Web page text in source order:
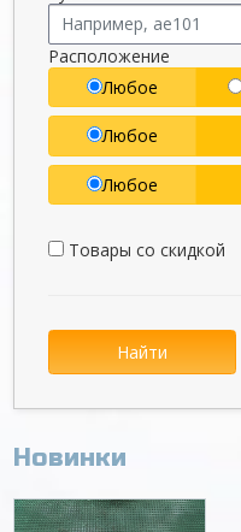
Расположение
Любое
Любое
Любое
Товары со скидкой
Найти
Новинки